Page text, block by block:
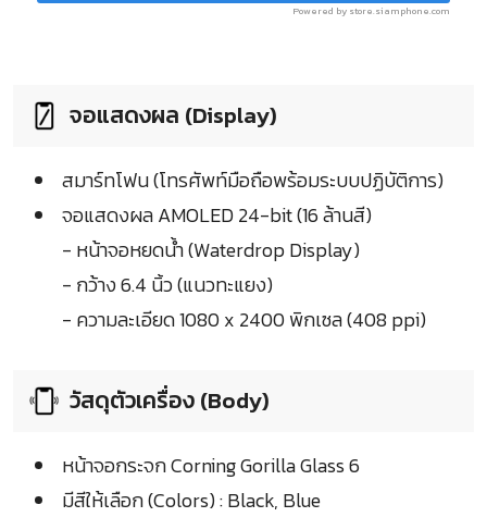
Powered by store.siamphone.com
จอแสดงผล (Display)
สมาร์ทโฟน (โทรศัพท์มือถือพร้อมระบบปฏิบัติการ)
จอแสดงผล AMOLED 24-bit (16 ล้านสี)
- หน้าจอหยดน้ำ (Waterdrop Display)
- กว้าง 6.4 นิ้ว (แนวทะแยง)
- ความละเอียด 1080 x 2400 พิกเซล (408 ppi)
วัสดุตัวเครื่อง (Body)
หน้าจอกระจก Corning Gorilla Glass 6
มีสีให้เลือก (Colors) : Black, Blue